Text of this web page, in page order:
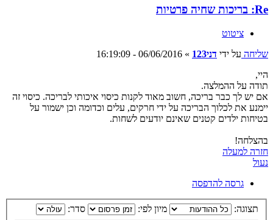
Re: בריכות שחיה פרטיות
ציטוט
שליחה על ידי דני123 »
06/06/2016 - 16:19:09
היי,
תודה על ההמלצה.
אם יש לך כבר בריכה, חשוב מאוד לקנות כיסוי איכותי לבריכה. כיסוי זה
יימנע את לכלוך הבריכה על ידי חרקים, עלים וכדומה וכן ישמור על
בטיחות ילדים קטנים שאינם יודעים לשחות.
בהצלחה!
חזרה למעלה
נעול
גרסה להדפסה
תצוגה: מיון לפי: סדר: